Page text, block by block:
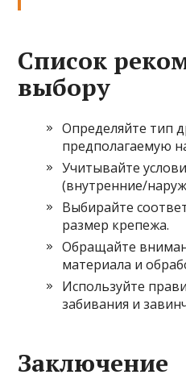
Список
выбору
Определяйте тип
предполагаемую
Учитывайте
(внутренние/
Выбирайте
размер крепежа.
Обращайте
материала и
Используйте
забивания и
Заключение